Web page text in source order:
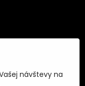
návštevy na